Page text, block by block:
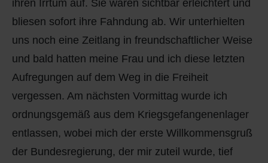
ihren Irrtum auf. Sie waren sichtbar erleichtert und
bliesen sofort ihre Fahndung ab. Wir unterhielten
uns noch eine Zeitlang in freundschaftlicher Weise
und bald hatten meine Frau und ich diese letzten
Aufregungen auf dem Weg in die Freiheit
vergessen. Am nächsten Vormittag wurde ich
ordnungsgemäß aus dem Kriegsgefangenenlager
entlassen, wobei mich der erste Willkommensgruß
der Bundesregierung, der mir zuteil wurde, tief